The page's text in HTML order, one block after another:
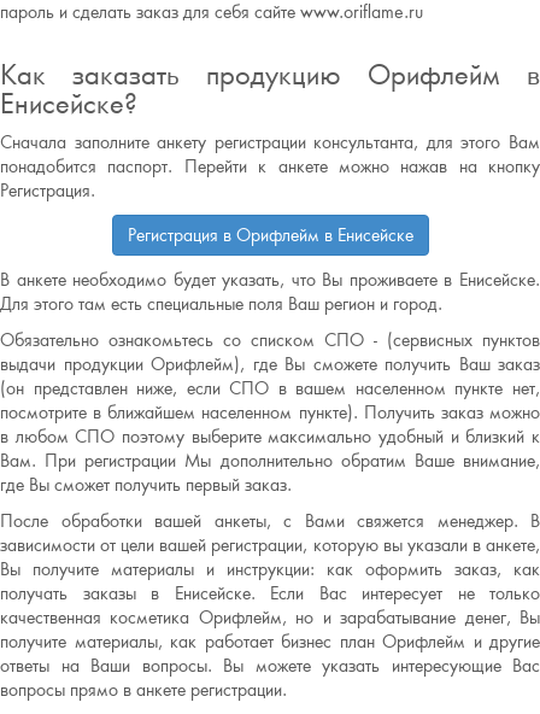
пароль и сделать заказ для себя сайте www.oriflame.ru
Как заказать продукцию Орифлейм в
Енисейске?
Сначала заполните анкету регистрации консультанта, для этого Вам
понадобится паспорт. Перейти к анкете можно нажав на кнопку
Регистрация.
Регистрация в Орифлейм в Енисейске
В анкете необходимо будет указать, что Вы проживаете в Енисейске.
Для этого там есть специальные поля Ваш регион и город.
Обязательно ознакомьтесь со списком СПО - (сервисных пунктов
выдачи продукции Орифлейм), где Вы сможете получить Ваш заказ
(он представлен ниже, если СПО в вашем населенном пункте нет,
посмотрите в ближайшем населенном пункте). Получить заказ можно
в любом СПО поэтому выберите максимально удобный и близкий к
Вам. При регистрации Мы дополнительно обратим Ваше внимание,
где Вы сможет получить первый заказ.
После обработки вашей анкеты, с Вами свяжется менеджер. В
зависимости от цели вашей регистрации, которую вы указали в анкете,
Вы получите материалы и инструкции: как оформить заказ, как
получать заказы в Енисейске. Если Вас интересует не только
качественная косметика Орифлейм, но и зарабатывание денег, Вы
получите материалы, как работает бизнес план Орифлейм и другие
ответы на Ваши вопросы. Вы можете указать интересующие Вас
вопросы прямо в анкете регистрации.